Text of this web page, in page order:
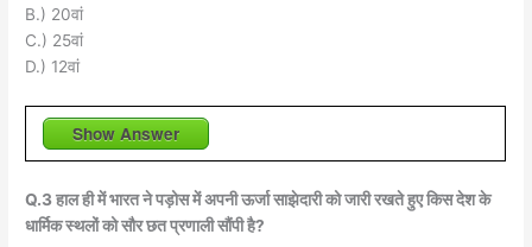
B.) 20वां
C.) 25वां
D.) 12वां
Show Answer
Q.3 हाल ही में भारत ने पड़ोस में अपनी ऊर्जा साझेदारी को जारी रखते हुए किस देश के
धार्मिक स्थलों को सौर छत प्रणाली सौंपी है?